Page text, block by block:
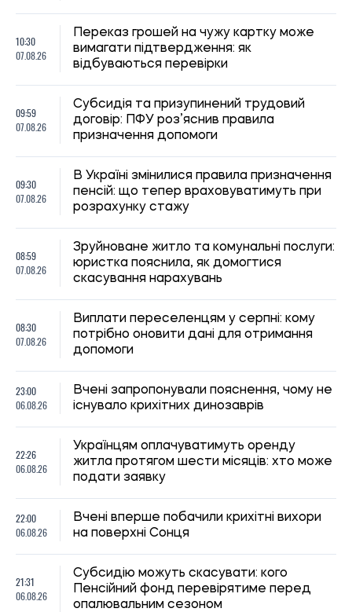
10:30
07.08.26
Переказ грошей на чужу картку може
вимагати підтвердження: як
відбуваються перевірки
09:59
07.08.26
Субсидія та призупинений трудовий
договір: ПФУ роз’яснив правила
призначення допомоги
09:30
07.08.26
В Україні змінилися правила призначення
пенсій: що тепер враховуватимуть при
розрахунку стажу
08:59
07.08.26
Зруйноване житло та комунальні послуги:
юристка пояснила, як домогтися
скасування нарахувань
08:30
07.08.26
Виплати переселенцям у серпні: кому
потрібно оновити дані для отримання
допомоги
23:00
06.08.26
Вчені запропонували пояснення, чому не
існувало крихітних динозаврів
22:26
06.08.26
Українцям оплачуватимуть оренду
житла протягом шести місяців: хто може
подати заявку
22:00
06.08.26
Вчені вперше побачили крихітні вихори
на поверхні Сонця
21:31
06.08.26
Субсидію можуть скасувати: кого
Пенсійний фонд перевірятиме перед
опалювальним сезоном